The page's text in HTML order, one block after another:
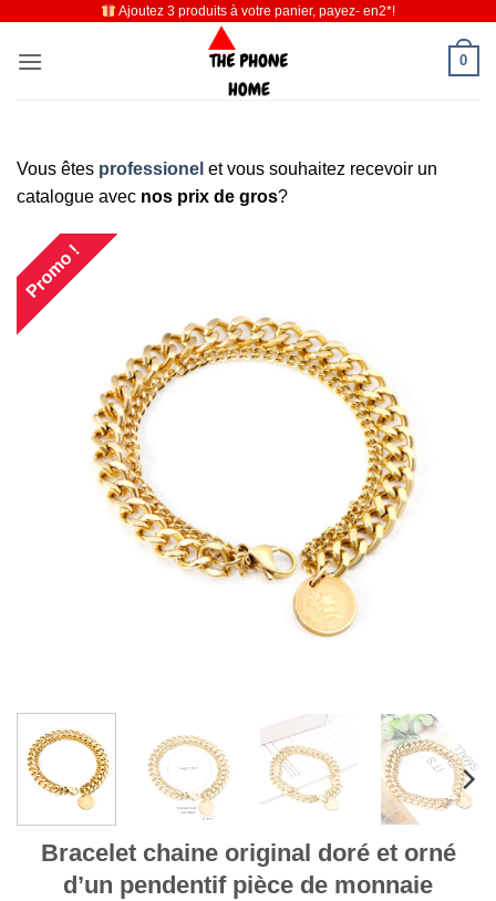
contenu
Ajoutez 3 produits à votre panier, payez- en2*!
0
Vous êtes professionel et vous souhaitez recevoir un
catalogue avec nos prix de gros?
Promo !
Bracelet chaine original doré et orné
d’un pendentif pièce de monnaie